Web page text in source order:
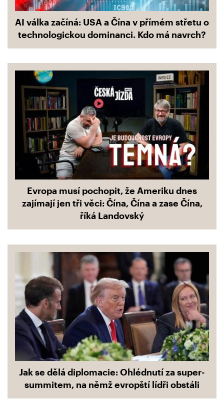
AI válka začíná: USA a Čína v přímém střetu o
technologickou dominanci. Kdo má navrch?
Evropa musí pochopit, že Ameriku dnes
zajímají jen tři věci: Čína, Čína a zase Čína,
říká Landovský
Jak se dělá diplomacie: Ohlédnutí za super-
summitem, na němž evropští lídři obstáli